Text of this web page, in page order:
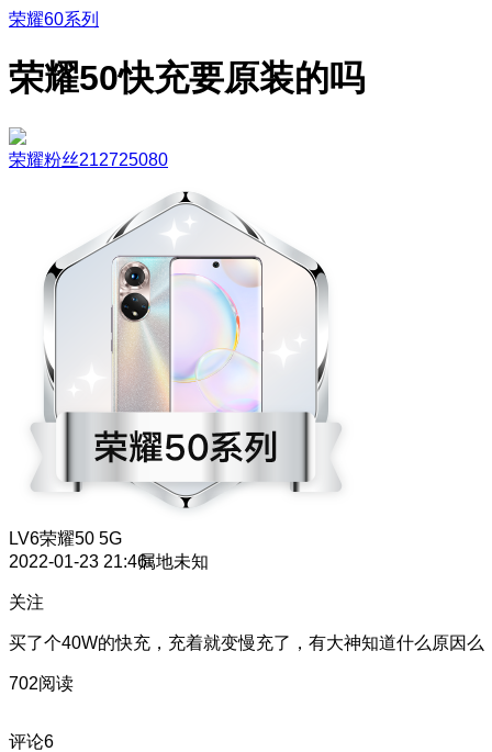
荣耀60系列
荣耀50快充要原装的吗
荣耀粉丝212725080
LV6荣耀50 5G
2022-01-23 21:46属地未知
关注
买了个40W的快充，充着就变慢充了，有大神知道什么原因么
702阅读
评论6